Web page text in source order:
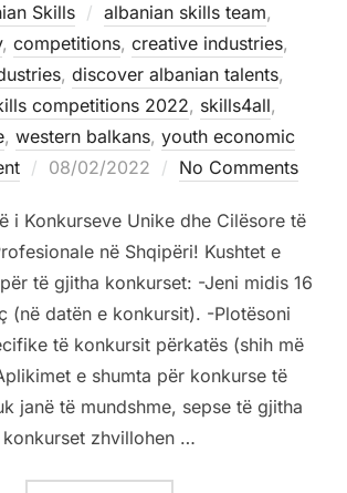
Skills albanian skills team,
, competitions, creative industries,
, discover albanian talents,
competitions 2022, skills4all,
, western balkans, youth economic
08/02/2022 No Comments
i Konkurseve Unike dhe Cilësore të
në Shqipëri! Kushtet e
të gjitha konkurset: -Jeni midis 16
(në datën e konkursit). -Plotësoni
të konkursit përkatës (shih më
e shumta për konkurse të
janë të mundshme, sepse të gjitha
konkurset zhvillohen …